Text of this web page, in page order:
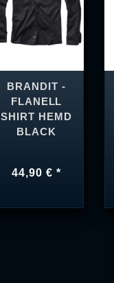
BRANDIT -
FLANELL
SHIRT HEMD
BLACK
44,90 € *